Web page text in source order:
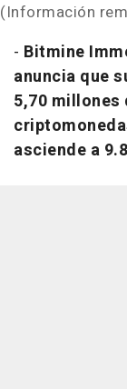
(Información
- Bitmine
anuncia que
5,70
asciende a